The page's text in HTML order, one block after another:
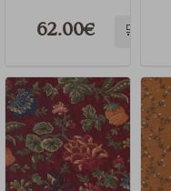
62.00€ 🛒